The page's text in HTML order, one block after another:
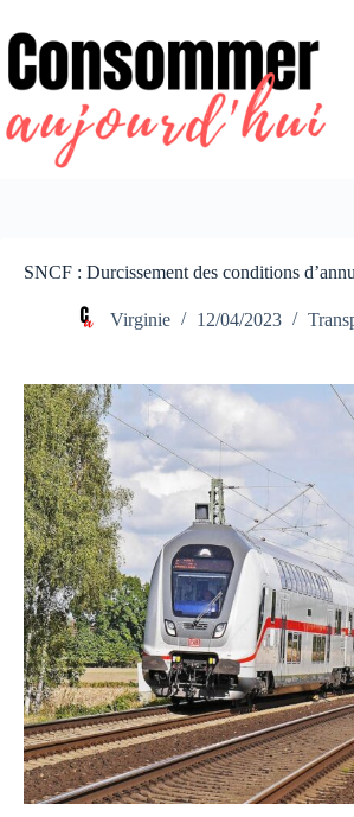
au
contenu
SNCF : Durcissement des conditions
Virginie 12/04/2023